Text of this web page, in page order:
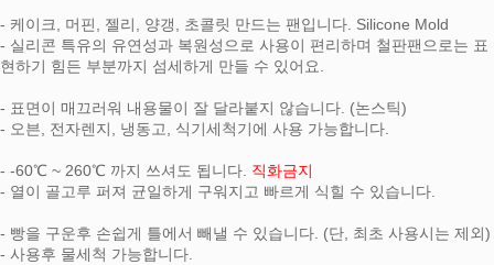
- 케이크, 머핀, 젤리, 양갱, 초콜릿 만드는 팬입니다. Silicone Mold
- 실리콘 특유의 유연성과 복원성으로 사용이 편리하며 철판팬으로는 표
현하기 힘든 부분까지 섬세하게 만들 수 있어요.
- 표면이 매끄러워 내용물이 잘 달라붙지 않습니다. (논스틱)
- 오븐, 전자렌지, 냉동고, 식기세척기에 사용 가능합니다.
- -60℃ ~ 260℃ 까지 쓰셔도 됩니다. 직화금지
- 열이 골고루 퍼져 균일하게 구워지고 빠르게 식힐 수 있습니다.
- 빵을 구운후 손쉽게 틀에서 빼낼 수 있습니다. (단, 최초 사용시는 제외)
- 사용후 물세척 가능합니다.